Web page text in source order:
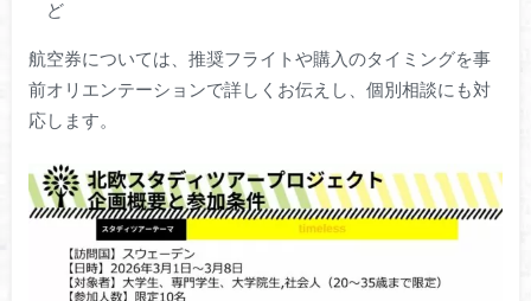
ど
航空券については、推奨フライトや購入のタイミングを事
前オリエンテーションで詳しくお伝えし、個別相談にも対
応します。